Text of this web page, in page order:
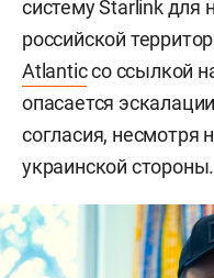
систему Starlink для
российской
Atlanticсо ссылкой
опасается
согласия, несмотря
украинской стороны.